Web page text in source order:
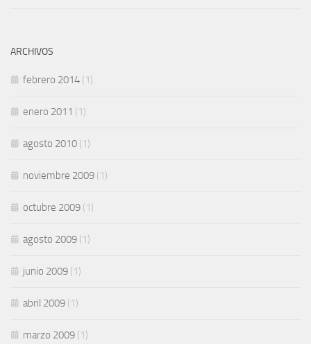
ARCHIVOS
febrero 2014 (1)
enero 2011 (1)
agosto 2010 (1)
noviembre 2009 (1)
octubre 2009 (1)
agosto 2009 (1)
junio 2009 (1)
abril 2009 (1)
marzo 2009 (1)